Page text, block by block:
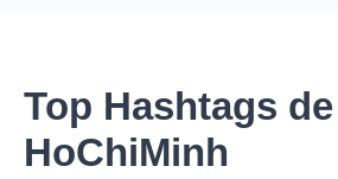
Top Hashtags de
HoChiMinh